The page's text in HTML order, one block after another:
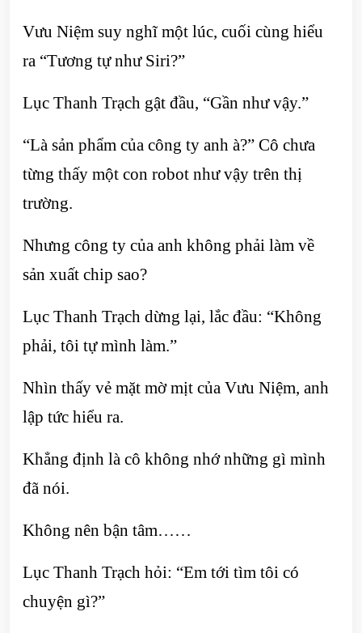
Vưu Niệm suy nghĩ một lúc, cuối cùng hiểu
ra “Tương tự như Siri?”
Lục Thanh Trạch gật đầu, “Gần như vậy.”
“Là sản phẩm của công ty anh à?” Cô chưa
từng thấy một con robot như vậy trên thị
trường.
Nhưng công ty của anh không phải làm về
sản xuất chip sao?
Lục Thanh Trạch dừng lại, lắc đầu: “Không
phải, tôi tự mình làm.”
Nhìn thấy vẻ mặt mờ mịt của Vưu Niệm, anh
lập tức hiểu ra.
Khẳng định là cô không nhớ những gì mình
đã nói.
Không nên bận tâm……
Lục Thanh Trạch hỏi: “Em tới tìm tôi có
chuyện gì?”